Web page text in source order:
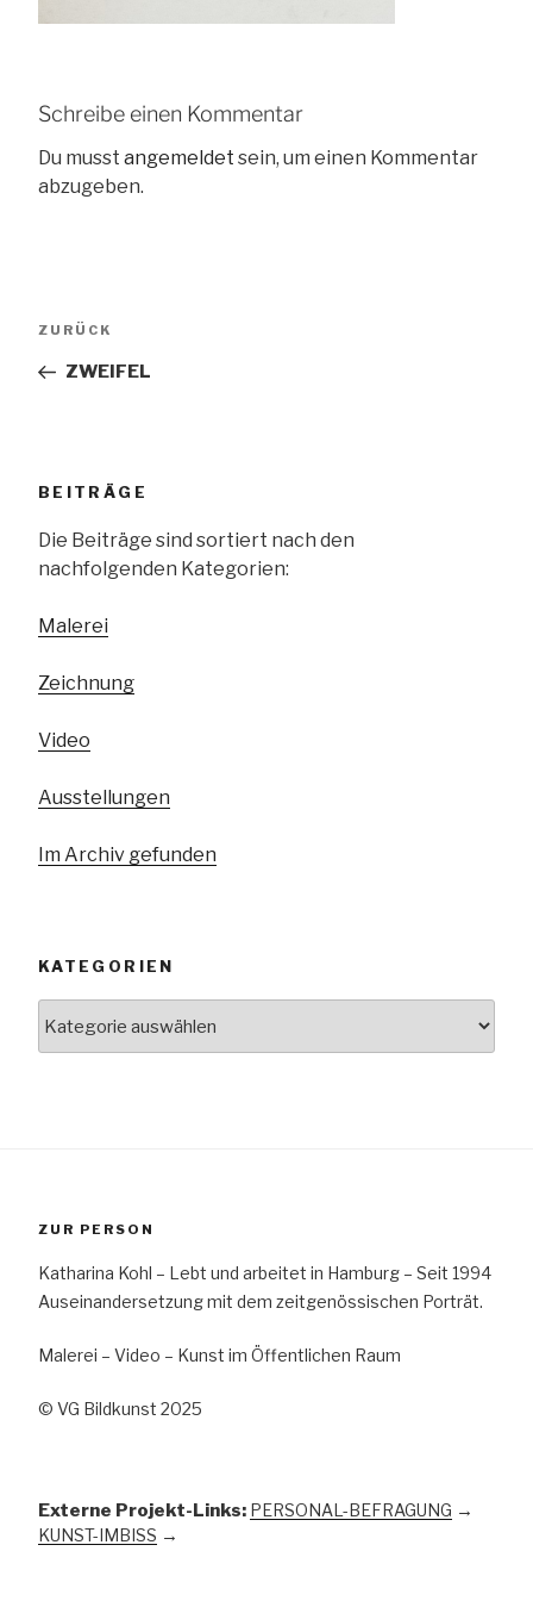
Schreibe einen Kommentar
Du musst angemeldet sein, um einen Kommentar
abzugeben.
Vorheriger
ZURÜCK
ZWEIFEL
BEITRÄGE
Die Beiträge sind sortiert nach den
nachfolgenden Kategorien:
Malerei
Zeichnung
Video
Ausstellungen
Im Archiv gefunden
KATEGORIEN
ZUR PERSON
Katharina Kohl – Lebt und arbeitet in Hamburg – Seit 1994
Auseinandersetzung mit dem zeitgenössischen Porträt.
Malerei – Video – Kunst im Öffentlichen Raum
© VG Bildkunst 2025
Externe Projekt-Links: PERSONAL-BEFRAGUNG →
KUNST-IMBISS →